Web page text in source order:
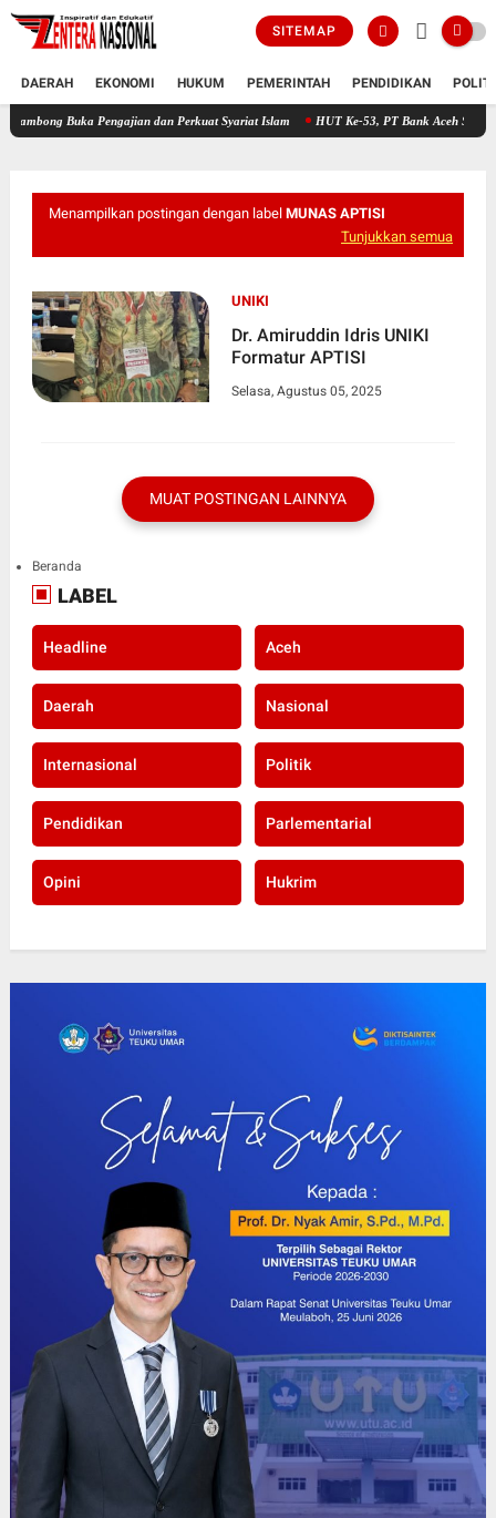
SITEMAP
DAERAH EKONOMI HUKUM PEMERINTAH PENDIDIKAN
Pengajian dan Perkuat Syariat Islam HUT Ke-53, PT Bank Aceh Syariah KC
Menampilkan postingan dengan label MUNAS APTISI
Tunjukkan semua
UNIKI
Dr. Amiruddin Idris UNIKI
Formatur APTISI
Selasa, Agustus 05, 2025
MUAT POSTINGAN LAINNYA
Beranda
LABEL
Headline Aceh
Daerah Nasional
Internasional Politik
Pendidikan Parlementarial
Opini Hukrim